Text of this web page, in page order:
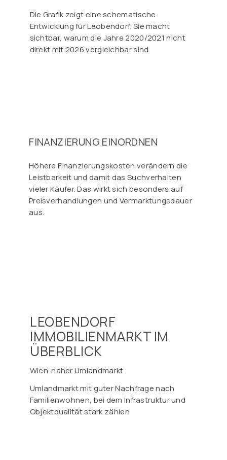
Die Grafik zeigt eine schematische
Entwicklung für Leobendorf. Sie macht
sichtbar, warum die Jahre 2020/2021 nicht
direkt mit 2026 vergleichbar sind.
FINANZIERUNG EINORDNEN
Höhere Finanzierungskosten verändern die
Leistbarkeit und damit das Suchverhalten
vieler Käufer. Das wirkt sich besonders auf
Preisverhandlungen und Vermarktungsdauer
aus.
LEOBENDORF
IMMOBILIENMARKT IM
ÜBERBLICK
Wien-naher Umlandmarkt
Umlandmarkt mit guter Nachfrage nach
Familienwohnen, bei dem Infrastruktur und
Objektqualität stark zählen